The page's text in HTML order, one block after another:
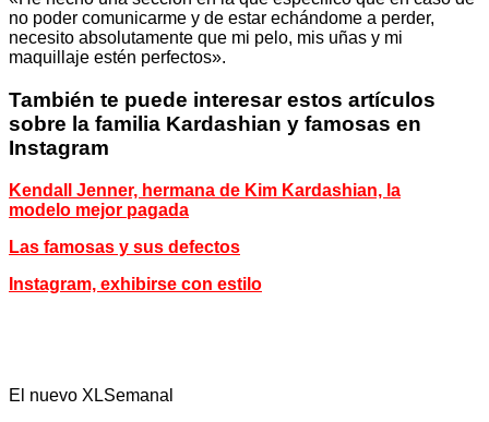
no poder comunicarme y de estar echándome a perder,
necesito absolutamente que mi pelo, mis uñas y mi
maquillaje estén perfectos».
También te puede interesar estos artículos
sobre la familia Kardashian y famosas en
Instagram
Kendall Jenner, hermana de Kim Kardashian, la
modelo mejor pagada
Las famosas y sus defectos
Instagram, exhibirse con estilo
El nuevo XLSemanal